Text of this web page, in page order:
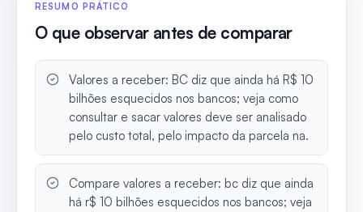
RESUMO PRÁTICO
O que observar antes de comparar
Valores a receber: BC diz que ainda há R$ 10
bilhões esquecidos nos bancos; veja como
consultar e sacar valores deve ser analisado
pelo custo total, pelo impacto da parcela na.
Compare valores a receber: bc diz que ainda
há r$ 10 bilhões esquecidos nos bancos; veja